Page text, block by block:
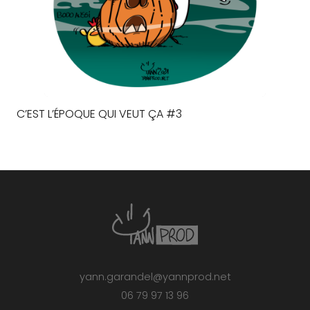
C’EST L’ÉPOQUE QUI VEUT ÇA #3
yann.garandel@yannprod.net
06 79 97 13 96